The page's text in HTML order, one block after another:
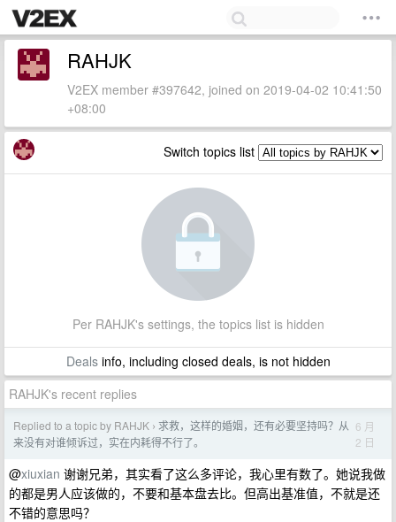
RAHJK
V2EX member #397642, joined on 2019-04-02 10:41:50
+08:00
Switch topics list
Per RAHJK's settings, the topics list is hidden
Dealsinfo, including closed deals, is not hidden
RAHJK's recent replies
Replied to a topic by RAHJK › 求救，这样的婚姻，还有必要坚持吗？从
来没有对谁倾诉过，实在内耗得不行了。
6 月
2 日
@xiuxian 谢谢兄弟，其实看了这么多评论，我心里有数了。她说我做
的都是男人应该做的，不要和基本盘去比。但高出基准值，不就是还
不错的意思吗？